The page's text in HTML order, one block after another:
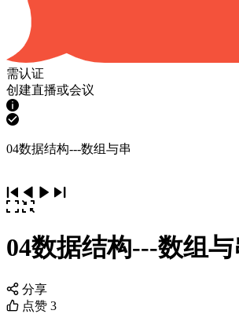
需认证
创建直播或会议
04数据结构---数组与串
04数据结构---数组与
分享
点赞 3